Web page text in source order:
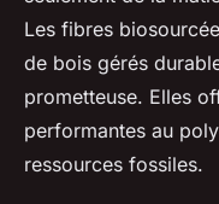
Les fibres
de bois gérés
prometteuse. Elles
performantes au
ressources fossiles.